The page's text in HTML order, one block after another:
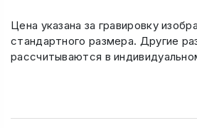
Цена указана за гравировку
стандартного размера. Другие
рассчитываются в